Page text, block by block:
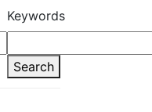
Keywords
Search